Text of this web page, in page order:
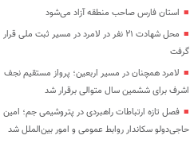
استان فارس صاحب منطقه آزاد می‌شود
محل شهادت ۲۱ نفر در لامرد در مسیر ثبت ملی قرار
گرفت
لامرد همچنان در مسیر اربعین؛ پرواز مستقیم نجف
اشرف برای ششمین سال متوالی برقرار شد
فصل تازه ارتباطات راهبردی در پتروشیمی جم؛ امین
حاجی‌دولو سکاندار روابط عمومی و امور بین‌الملل شد